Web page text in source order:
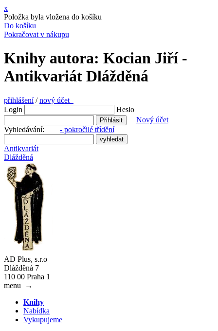
x
Položka byla vložena do košíku
Do košíku
Pokračovat v nákupu
Knihy autora: Kocian Jiří -
Antikvariát Dlážděná
přihlášení/nový účet
Login
Heslo
Nový účet
Vyhledávání: - pokročilé třídění
Antikvariát
Dlážděná
AD Plus, s.r.o
Dlážděná 7
110 00 Praha 1
menu
→
Knihy
Nabídka
Vykupujeme